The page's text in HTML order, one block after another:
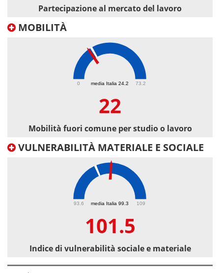
Partecipazione al mercato del lavoro
MOBILITÀ
media Italia 24.2
0 73.2
22
Mobilità fuori comune per studio o lavoro
VULNERABILITÀ MATERIALE E SOCIALE
media Italia 99.3
93.6 109
101.5
Indice di vulnerabilità sociale e materiale